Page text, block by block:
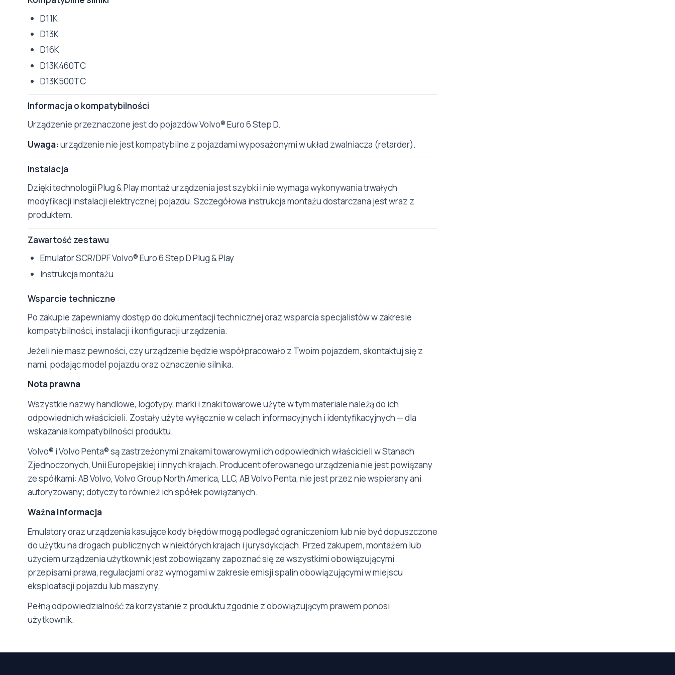
D11K
D13K
D16K
D13K460TC
D13K500TC
Informacja o kompatybilności
Urządzenie przeznaczone jest do pojazdów Volvo® Euro 6 Step D.
Uwaga:urządzenie nie jest kompatybilne z pojazdami wyposażonymi w układ zwalniacza (retarder).
Instalacja
Dzięki technologii Plug & Play montaż urządzenia jest szybki i nie wymaga wykonywania trwałych
modyfikacji instalacji elektrycznej pojazdu. Szczegółowa instrukcja montażu dostarczana jest wraz z
produktem.
Zawartość zestawu
Emulator SCR/DPF Volvo® Euro 6 Step D Plug & Play
Instrukcja montażu
Wsparcie techniczne
Po zakupie zapewniamy dostęp do dokumentacji technicznej oraz wsparcia specjalistów w zakresie
kompatybilności, instalacji i konfiguracji urządzenia.
Jeżeli nie masz pewności, czy urządzenie będzie współpracowało z Twoim pojazdem, skontaktuj się z
nami, podając model pojazdu oraz oznaczenie silnika.
Nota prawna
Wszystkie nazwy handlowe, logotypy, marki i znaki towarowe użyte w tym materiale należą do ich
odpowiednich właścicieli. Zostały użyte wyłącznie w celach informacyjnych i identyfikacyjnych — dla
wskazania kompatybilności produktu.
Volvo® i Volvo Penta® są zastrzeżonymi znakami towarowymi ich odpowiednich właścicieli w Stanach
Zjednoczonych, Unii Europejskiej i innych krajach. Producent oferowanego urządzenia nie jest powiązany
ze spółkami: AB Volvo, Volvo Group North America, LLC, AB Volvo Penta, nie jest przez nie wspierany ani
autoryzowany; dotyczy to również ich spółek powiązanych.
Ważna informacja
Emulatory oraz urządzenia kasujące kody błędów mogą podlegać ograniczeniom lub nie być dopuszczone
do użytku na drogach publicznych w niektórych krajach i jurysdykcjach. Przed zakupem, montażem lub
użyciem urządzenia użytkownik jest zobowiązany zapoznać się ze wszystkimi obowiązującymi
przepisami prawa, regulacjami oraz wymogami w zakresie emisji spalin obowiązującymi w miejscu
eksploatacji pojazdu lub maszyny.
Pełną odpowiedzialność za korzystanie z produktu zgodnie z obowiązującym prawem ponosi
użytkownik.